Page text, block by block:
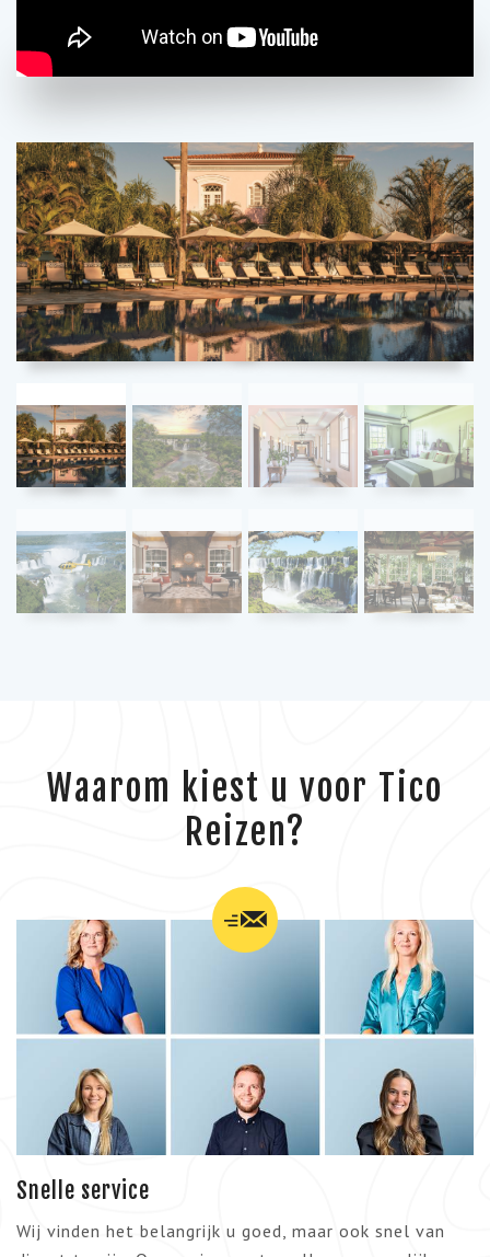
Waarom kiest u voor Tico
Reizen?
Snelle service
Wij vinden het belangrijk u goed, maar ook snel van